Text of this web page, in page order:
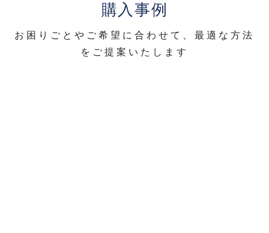
購入事例
お困りごとやご希望に合わせて、最適な方法
をご提案いたします